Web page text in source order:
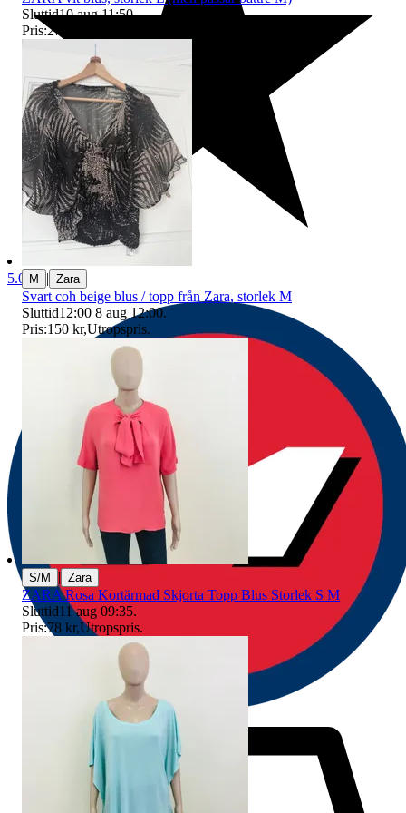
5.0
Sluttid10 aug 11:50.
Pris:27 kr
M | Zara
Svart coh beige blus / topp från Zara, storlek M
Sluttid12:00 8 aug 12:00.
Pris:150 kr,Utropspris.
S/M | Zara
ZARA Rosa Kortärmad Skjorta Topp Blus Storlek S M
Sluttid11 aug 09:35.
Pris:78 kr,Utropspris.